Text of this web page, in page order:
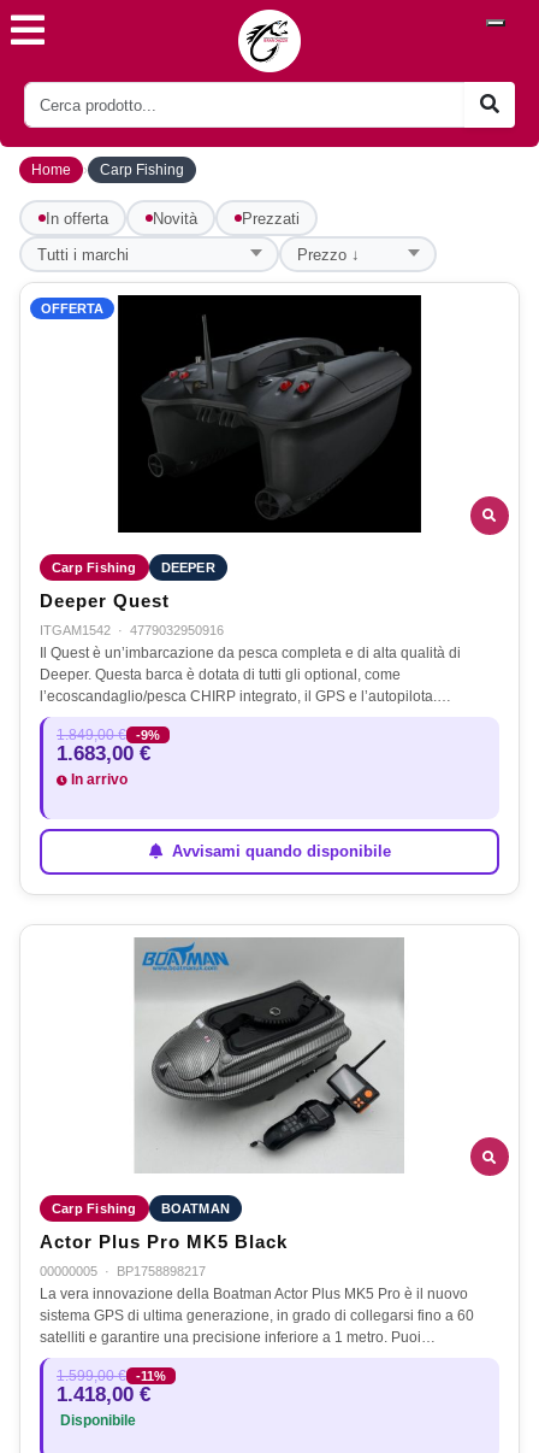
Home › Carp Fishing
In offerta Novità Prezzati
OFFERTA
Carp Fishing DEEPER
Deeper Quest
ITGAM1542 · 4779032950916
Il Quest è un’imbarcazione da pesca completa e di alta qualità di
Deeper. Questa barca è dotata di tutti gli optional, come
l’ecoscandaglio/pesca CHIRP integrato, il GPS e l’autopilota.…
1.849,00 € -9%
1.683,00 €
In arrivo
Avvisami quando disponibile
Carp Fishing BOATMAN
Actor Plus Pro MK5 Black
00000005 · BP1758898217
La vera innovazione della Boatman Actor Plus MK5 Pro è il nuovo
sistema GPS di ultima generazione, in grado di collegarsi fino a 60
satelliti e garantire una precisione inferiore a 1 metro. Puoi…
1.599,00 € -11%
1.418,00 €
Disponibile